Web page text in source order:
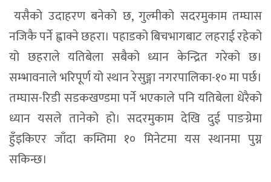
यसैको उदाहरण बनेको छ, गुल्मीको सदरमुकाम तम्घास
नजिकै पर्ने ह्वाक्ने छहरा। पहाडको बिचभागबाट लहराई रहेको
यो छहराले यतिबेला सबैको ध्यान केन्द्रित गरेको छ।
सम्भावनाले भरिपूर्ण यो स्थान रेसुङ्गा नगरपालिका-१० मा पर्छ।
तम्घास-रिडी सडकखण्डमा पर्ने भएकाले पनि यतिबेला धेरैको
ध्यान यसले तानेको हो। सदरमुकाम देखि दुई पाङग्रेमा
हुँइकिएर जाँदा कम्तिमा १० मिनेटमा यस स्थानमा पुग्न
सकिन्छ।